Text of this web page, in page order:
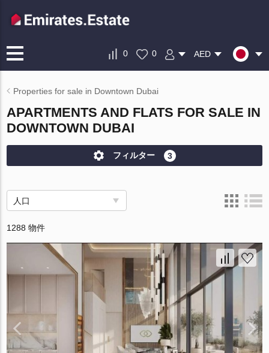
0 0 AED
Properties for sale in Downtown Dubai
APARTMENTS AND FLATS FOR SALE IN
DOWNTOWN DUBAI
フィルター 3
人口
1288 物件